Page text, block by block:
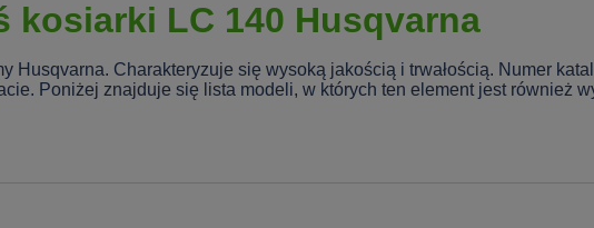
kosiarki LC 140 Husqvarna
Husqvarna. Charakteryzuje się wysoką jakością i trwałością. Numer
Poniżej znajduje się lista modeli, w których ten element jest również